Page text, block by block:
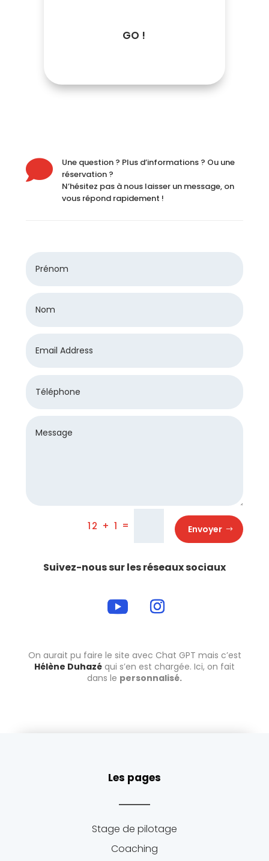
GO !

Une question ? Plus d’informations ? Ou une
réservation ?
N’hésitez pas à nous laisser un message, on
vous répond rapidement !
12 + 1 = Envoyer
Suivez-nous sur les réseaux sociaux
On aurait pu faire le site avec Chat GPT mais c’est
Hélène Duhazé qui s’en est chargée. Ici, on fait
dans le personnalisé.
Les pages
Stage de pilotage
Coaching